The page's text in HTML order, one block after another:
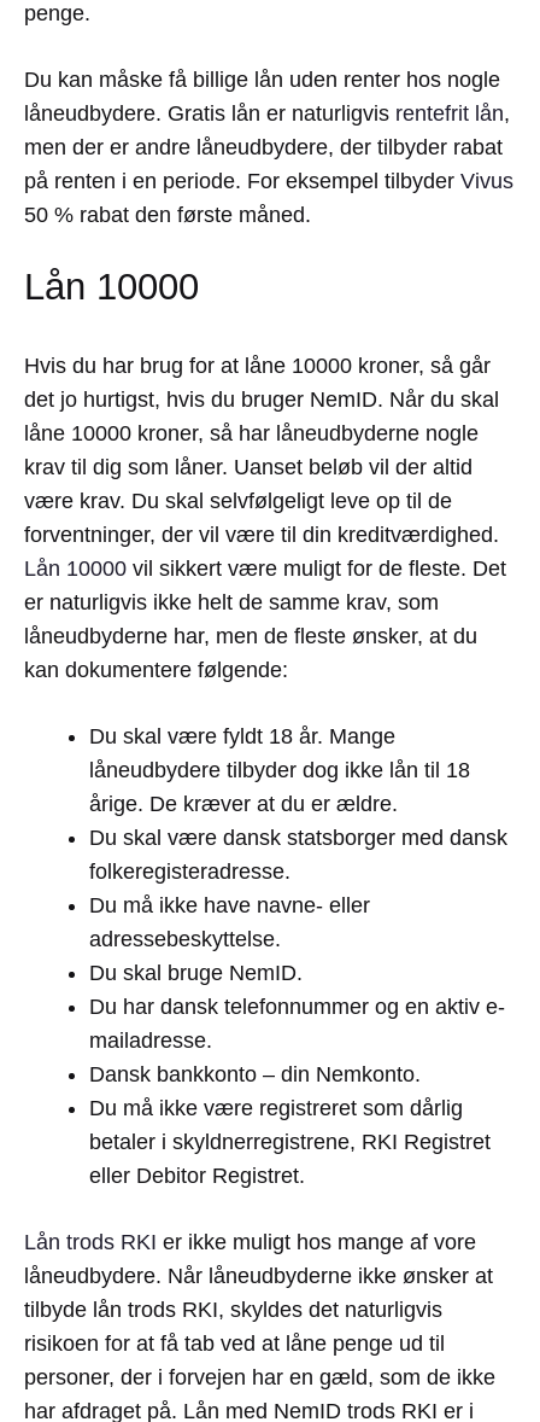
penge.
Du kan måske få billige lån uden renter hos nogle
låneudbydere. Gratis lån er naturligvis rentefrit lån,
men der er andre låneudbydere, der tilbyder rabat
på renten i en periode. For eksempel tilbyder Vivus
50 % rabat den første måned.
Lån 10000
Hvis du har brug for at låne 10000 kroner, så går
det jo hurtigst, hvis du bruger NemID. Når du skal
låne 10000 kroner, så har låneudbyderne nogle
krav til dig som låner. Uanset beløb vil der altid
være krav. Du skal selvfølgeligt leve op til de
forventninger, der vil være til din kreditværdighed.
Lån 10000 vil sikkert være muligt for de fleste. Det
er naturligvis ikke helt de samme krav, som
låneudbyderne har, men de fleste ønsker, at du
kan dokumentere følgende:
Du skal være fyldt 18 år. Mange
låneudbydere tilbyder dog ikke lån til 18
årige. De kræver at du er ældre.
Du skal være dansk statsborger med dansk
folkeregisteradresse.
Du må ikke have navne- eller
adressebeskyttelse.
Du skal bruge NemID.
Du har dansk telefonnummer og en aktiv e-
mailadresse.
Dansk bankkonto – din Nemkonto.
Du må ikke være registreret som dårlig
betaler i skyldnerregistrene, RKI Registret
eller Debitor Registret.
Lån trods RKI er ikke muligt hos mange af vore
låneudbydere. Når låneudbyderne ikke ønsker at
tilbyde lån trods RKI, skyldes det naturligvis
risikoen for at få tab ved at låne penge ud til
personer, der i forvejen har en gæld, som de ikke
har afdraget på. Lån med NemID trods RKI er i